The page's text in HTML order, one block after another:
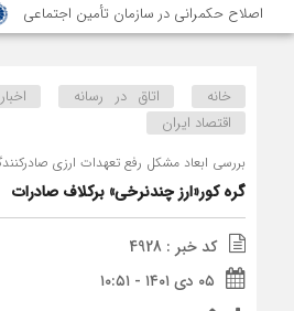
حکمرانی در سازمان تأمین اجتماعی
خانه اتاق در رسانه
اقتصاد ایران
بررسی ابعاد مشکل رفع تعهدات ارزی
گره کور‌«ارز چندنرخی» بر‌کلاف صادرات
کد خبر : 4928
۰۵ دی ۱۴۰۱ - ۱۰:۵۱